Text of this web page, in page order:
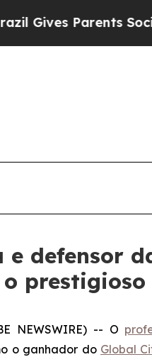
Parents Social
defensor
NEWSWIRE) -- O
o ganhador do Global